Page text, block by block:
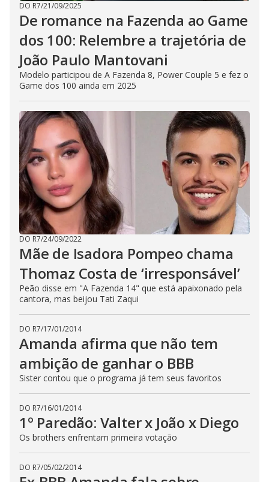
DO R7/21/09/2025
De romance na Fazenda ao Game
dos 100: Relembre a trajetória de
João Paulo Mantovani
Modelo participou de A Fazenda 8, Power Couple 5 e fez o
Game dos 100 ainda em 2025
DO R7/24/09/2022
Mãe de Isadora Pompeo chama
Thomaz Costa de ‘irresponsável’
Peão disse em "A Fazenda 14" que está apaixonado pela
cantora, mas beijou Tati Zaqui
DO R7/17/01/2014
Amanda afirma que não tem
ambição de ganhar o BBB
Sister contou que o programa já tem seus favoritos
DO R7/16/01/2014
1º Paredão: Valter x João x Diego
Os brothers enfrentam primeira votação
DO R7/05/02/2014